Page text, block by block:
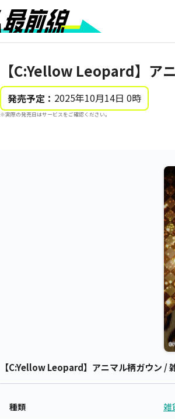
【C:Yellow Leopard】ア
発売予定： 2025年10月14日 0時
※実際の発売日はサービスをご確認ください。
【C:Yellow Leopard】アニマル柄ガウン /
種類 雑